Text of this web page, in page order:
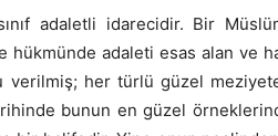
adaletli idarecidir. Bir
hükmünde adaleti esas alan ve
her türlü güzel
bunun en güzel